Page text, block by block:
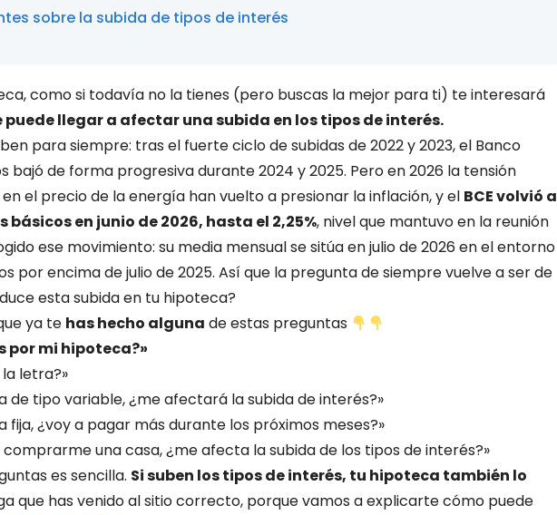
sobre la subida de tipos de interés
como si todavía no la tienes (pero buscas la mejor para ti) te interesará
llegar a afectar una subida en los tipos de interés.
para siempre: tras el fuerte ciclo de subidas de 2022 y 2023, el Banco
bajó de forma progresiva durante 2024 y 2025. Pero en 2026 la tensión
el precio de la energía han vuelto a presionar la inflación, y el BCE volvió a
básicos en junio de 2026, hasta el 2,25%, nivel que mantuvo en la reunión
ese movimiento: su media mensual se sitúa en julio de 2026 en el entorno
por encima de julio de 2025. Así que la pregunta de siempre vuelve a ser de
esta subida en tu hipoteca?
ya te has hecho alguna de estas preguntas
por mi hipoteca?»
letra?»
de tipo variable, ¿me afectará la subida de interés?»
fija, ¿voy a pagar más durante los próximos meses?»
comprarme una casa, ¿me afecta la subida de los tipos de interés?»
es sencilla. Si suben los tipos de interés, tu hipoteca también lo
que has venido al sitio correcto, porque vamos a explicarte cómo puede